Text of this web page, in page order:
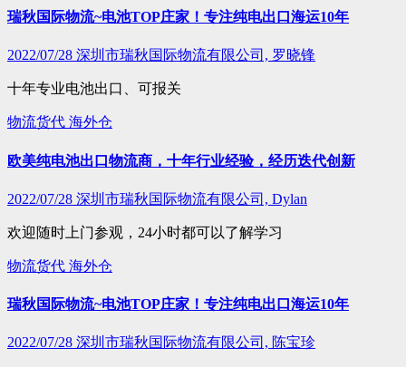
瑞秋国际物流~电池TOP庄家！专注纯电出口海运10年
2022/07/28 深圳市瑞秋国际物流有限公司, 罗晓锋
十年专业电池出口、可报关
物流货代 海外仓
欧美纯电池出口物流商，十年行业经验，经历迭代创新
2022/07/28 深圳市瑞秋国际物流有限公司, Dylan
欢迎随时上门参观，24小时都可以了解学习
物流货代 海外仓
瑞秋国际物流~电池TOP庄家！专注纯电出口海运10年
2022/07/28 深圳市瑞秋国际物流有限公司, 陈宝珍